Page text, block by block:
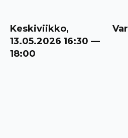
Keskiviikko,
13.05.2026 16:30 —
18:00